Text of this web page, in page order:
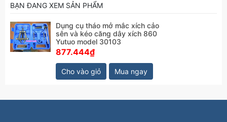
BẠN ĐANG XEM SẢN PHẨM
Dụng cụ tháo mở mắc xích cảo
sên và kéo căng dây xích 860
Yutuo model 30103
877.444₫
Cho vào giỏ Mua ngay